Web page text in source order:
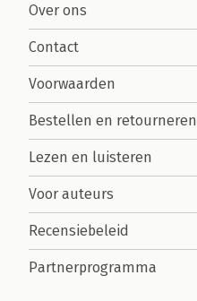
Over ons
Contact
Voorwaarden
Bestellen en retourneren
Lezen en luisteren
Voor auteurs
Recensiebeleid
Partnerprogramma